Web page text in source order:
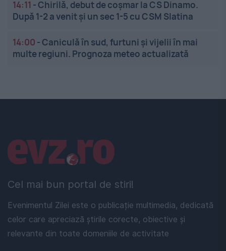
14:11 -Chirilă, debut de coșmar la CS Dinamo.
După 1-2 a venit și un sec 1-5 cu CSM Slatina
14:00 -Caniculă în sud, furtuni și vijelii în mai
multe regiuni. Prognoza meteo actualizată
Cel mai bun portal de stiri!
Evenimentul Zilei este o publicație multimedia, dedicată
celor care apreciază știrile corecte, obiective și
relevante din toate domeniile de activitate
Linkuri utile